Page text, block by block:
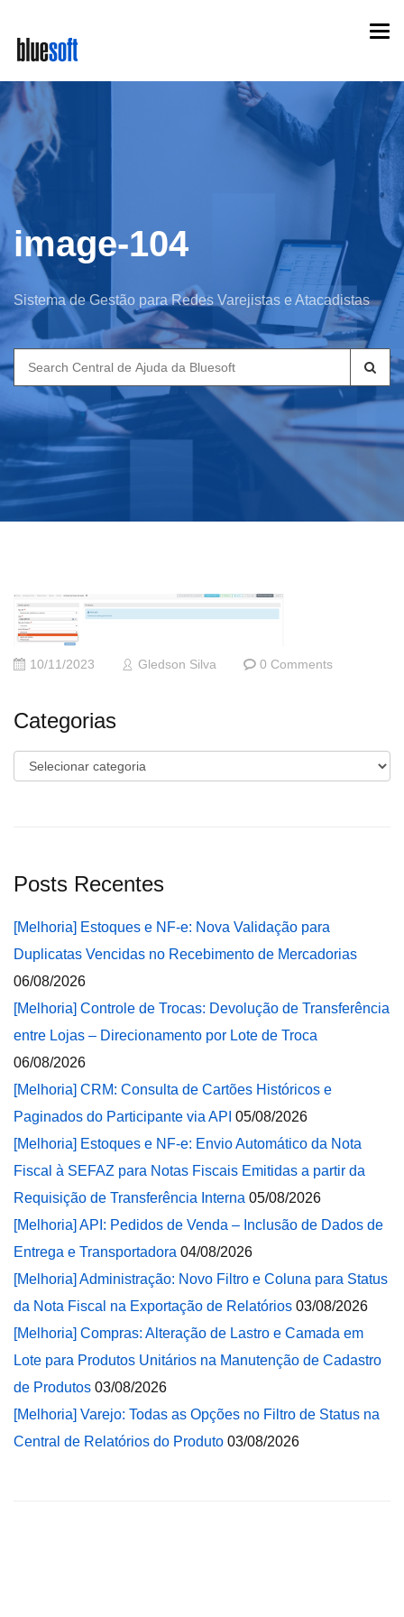
main
content
image-104
Sistema de Gestão para Redes Varejistas e Atacadistas
Search
for:
10/11/2023 Gledson Silva 0 Comments
Categorias
Categorias
Posts Recentes
[Melhoria] Estoques e NF-e: Nova Validação para
Duplicatas Vencidas no Recebimento de Mercadorias
06/08/2026
[Melhoria] Controle de Trocas: Devolução de Transferência
entre Lojas – Direcionamento por Lote de Troca
06/08/2026
[Melhoria] CRM: Consulta de Cartões Históricos e
Paginados do Participante via API 05/08/2026
[Melhoria] Estoques e NF-e: Envio Automático da Nota
Fiscal à SEFAZ para Notas Fiscais Emitidas a partir da
Requisição de Transferência Interna 05/08/2026
[Melhoria] API: Pedidos de Venda – Inclusão de Dados de
Entrega e Transportadora 04/08/2026
[Melhoria] Administração: Novo Filtro e Coluna para Status
da Nota Fiscal na Exportação de Relatórios 03/08/2026
[Melhoria] Compras: Alteração de Lastro e Camada em
Lote para Produtos Unitários na Manutenção de Cadastro
de Produtos 03/08/2026
[Melhoria] Varejo: Todas as Opções no Filtro de Status na
Central de Relatórios do Produto 03/08/2026